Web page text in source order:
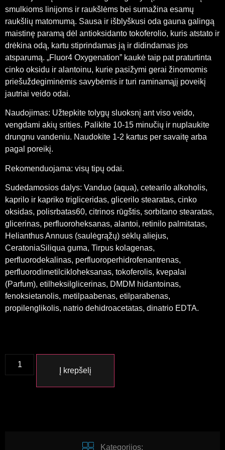
smulkioms linijoms ir raukšlėms bei sumažina esamų
raukšlių matomumą. Sausa ir išblyškusi oda gauna galingą
maistinę paramą dėl antioksidanto tokoferolio, kuris atstato ir
drėkina odą, kartu stiprindamas ją ir didindamas jos
atsparumą. „Fluor4 Oxygenation” kaukė taip pat praturtinta
cinko oksidu ir alantoinu, kurie pasižymi gerai žinomomis
priešuždegiminėmis savybėmis ir turi raminamąjį poveikį
jautriai veido odai.
Naudojimas: Užtepkite tolygų sluoksnį ant viso veido,
vengdami akių srities. Palikite 10-15 minučių ir nuplaukite
drungnu vandeniu. Naudokite 1-2 kartus per savaitę arba
pagal poreikį.
Rekomenduojama: visų tipų odai.
Sudedamosios dalys: Vanduo (aqua), cetearilo alkoholis,
kaprilo ir kapriko trigliceridas, glicerilo stearatas, cinko
oksidas, polisrbatas60, citrinos rūgštis, sorbitano stearatas,
glicerinas, perfluoroheksanas, alantoi, retinilo palmitatas,
Helianthus Annuus (saulėgrąžų) sėklų aliejus,
CeratoniaSiliqua guma, Tirpus kolagenas,
perfluorodekalinas, perfluoroperhidrofenantrenas,
perfluorodimetilcikloheksanas, tokoferolis, kvepalai
(Parfum), etilheksilglicerinas, DMDM hidantoinas,
fenoksietanolis, metilpaabenas, etilparabenas,
propilenglikolis, natrio dehidroacetatas, dinatrio EDTA.
Į krepšelį
Kategorijos: